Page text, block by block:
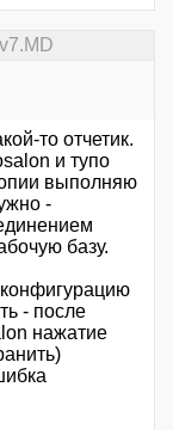
то отчетик.
и тупо
выполняю
-
базу.
- после
нажатие